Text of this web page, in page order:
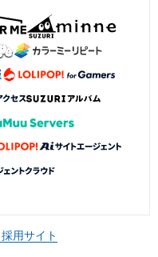
採用サイト